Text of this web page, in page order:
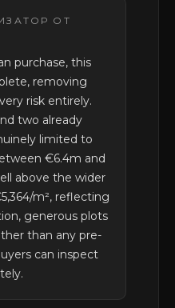
ОТ
purchase, this
removing
risk entirely.
two already
limited to
€6.4m and
above the wider
m², reflecting
generous plots
than any pre-
can inspect